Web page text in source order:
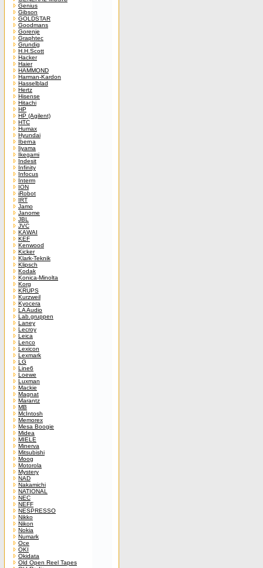
Genius
Gibson
GOLDSTAR
Goodmans
Gorenje
Graphtec
Grundig
H.H.Scott
Hacker
Haier
HAMMOND
Harman-Kardon
Hasselblad
Hertz
Hisense
Hitachi
HP
HP (Agilent)
HTC
Humax
Hyundai
Iberna
Iiyama
Ikegami
Indesit
Infinity
Infocus
Interm
ION
iRobot
IRT
Jamo
Janome
JBL
JVC
KAWAI
KEF
Kenwood
Kicker
Klark-Teknik
Klipsch
Kodak
Konica-Minolta
Korg
KRUPS
Kurzweil
Kyocera
LA Audio
Lab.gruppen
Laney
Lecroy
Leica
Lenco
Lexicon
Lexmark
LG
Line6
Loewe
Luxman
Mackie
Magnat
Marantz
MB
McIntosh
Memorex
Mesa Boogie
Midea
MIELE
Minerva
Mitsubishi
Moog
Motorola
Mystery
NAD
Nakamichi
NATIONAL
NEC
NEFF
NESPRESSO
Nikko
Nikon
Nokia
Numark
Oce
OKI
Okidata
Old Open Reel Tapes